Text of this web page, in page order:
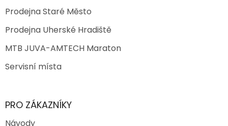
Prodejna Staré Město
Prodejna Uherské Hradiště
MTB JUVA-AMTECH Maraton
Servisní místa
PRO ZÁKAZNÍKY
Návody